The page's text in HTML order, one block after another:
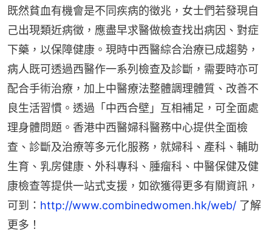
既然貧血有機會是不同疾病的徵兆，女士們若發現自
己出現類近病徵，應盡早求醫做檢查找出病因、對症
下藥，以保障健康。現時中西醫綜合治療已成趨勢，
病人既可透過西醫作一系列檢查及診斷，需要時亦可
配合手術治療，加上中醫療法整體調理體質、改善不
良生活習慣。透過「中西合壁」互相補足，可全面處
理身體問題。香港中西醫婦科醫務中心提供全面檢
查、診斷及治療等多元化服務，就婦科、產科、輔助
生育、乳房健康、外科專科、腫瘤科、中醫保健及健
康檢查等提供一站式支援，如欲獲得更多有關資訊，
可到： http://www.combinedwomen.hk/web/ 了解
更多！